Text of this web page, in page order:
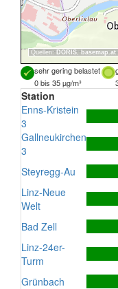
Quellen: DORIS, basemap.at
sehr gering belastet
0 bis 35 µg/m³
Station
Enns-Kristein
3
Gallneukirchen
3
Steyregg-Au
Linz-Neue
Welt
Bad Zell
Linz-24er-
Turm
Grünbach